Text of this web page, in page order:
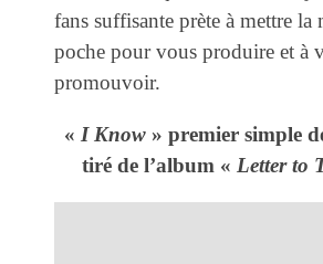
fans suffisante prète à mettre la
poche pour vous produire et à
promouvoir.
« I Know» premier simple
tiré de l’album « Letter to